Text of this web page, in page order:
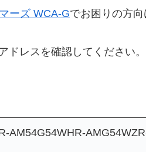
ーズ WCA-Gでお困りの方向
レスを確認してください。
AM54G54WHR-